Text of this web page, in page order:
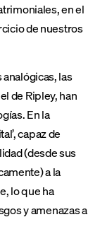
en el
de nuestros
las
de Ripley, han
En la
capaz de
(desde sus
a la
lo que ha
y amenazas a